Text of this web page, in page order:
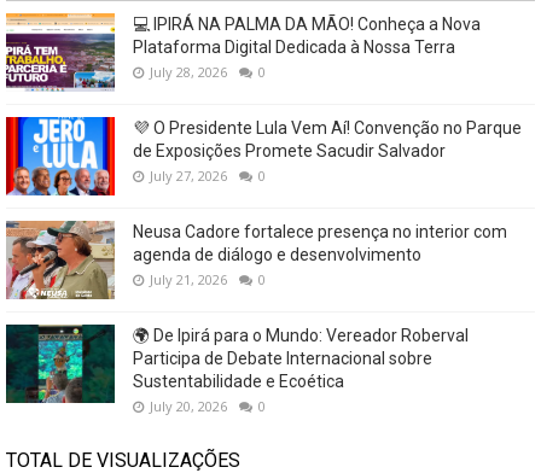
💻 IPIRÁ NA PALMA DA MÃO! Conheça a Nova
Plataforma Digital Dedicada à Nossa Terra
July 28, 2026 0
💜 O Presidente Lula Vem Aí! Convenção no Parque
de Exposições Promete Sacudir Salvador
July 27, 2026 0
Neusa Cadore fortalece presença no interior com
agenda de diálogo e desenvolvimento
July 21, 2026 0
🌍 De Ipirá para o Mundo: Vereador Roberval
Participa de Debate Internacional sobre
Sustentabilidade e Ecoética
July 20, 2026 0
TOTAL DE VISUALIZAÇÕES